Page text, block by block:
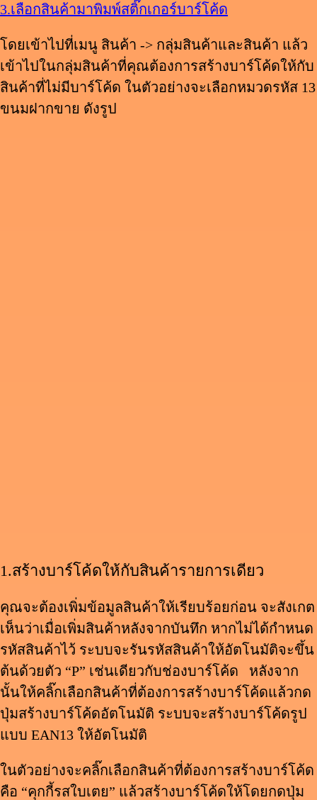
3.เลือกสินค้ามาพิมพ์สติ๊กเกอร์บาร์โค้ด
โดยเข้าไปที่เมนู สินค้า -> กลุ่มสินค้าและสินค้า แล้ว
เข้าไปในกลุ่มสินค้าที่คุณต้องการสร้างบาร์โค้ดให้กับ
สินค้าที่ไม่มีบาร์โค้ด ในตัวอย่างจะเลือกหมวดรหัส 13
ขนมฝากขาย ดังรูป
1.สร้างบาร์โค้ดให้กับสินค้ารายการเดียว
คุณจะต้องเพิ่มข้อมูลสินค้าให้เรียบร้อยก่อน จะสังเกต
เห็นว่าเมื่อเพิ่มสินค้าหลังจากบันทึก หากไม่ได้กำหนด
รหัสสินค้าไว้ ระบบจะรันรหัสสินค้าให้อัตโนมัติจะขึ้น
ต้นด้วยตัว “P” เช่นเดียวกับช่องบาร์โค้ด หลังจาก
นั้นให้คลิ๊กเลือกสินค้าที่ต้องการสร้างบาร์โค้ดแล้วกด
ปุ่มสร้างบาร์โค้ดอัตโนมัติ ระบบจะสร้างบาร์โค้ดรูป
แบบ EAN13 ให้อัตโนมัติ
ในตัวอย่างจะคลิ๊กเลือกสินค้าที่ต้องการสร้างบาร์โค้ด
คือ “คุกกี้รสใบเตย” แล้วสร้างบาร์โค้ดให้โดยกดปุ่ม